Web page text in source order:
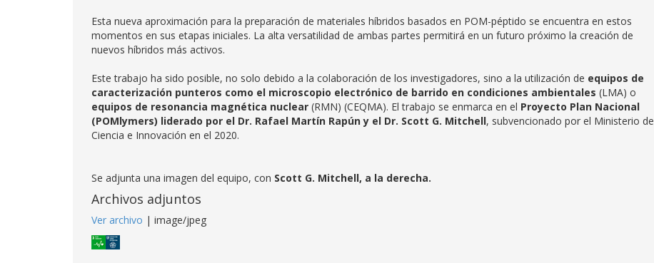
Esta nueva aproximación para la preparación de materiales híbridos basados en POM-péptido se encuentra en estos
momentos en sus etapas iniciales. La alta versatilidad de ambas partes permitirá en un futuro próximo la creación de
nuevos híbridos más activos.
Este trabajo ha sido posible, no solo debido a la colaboración de los investigadores, sino a la utilización de equipos de
caracterización punteros como el microscopio electrónico de barrido en condiciones ambientales (LMA) o
equipos de resonancia magnética nuclear (RMN) (CEQMA). El trabajo se enmarca en el Proyecto Plan Nacional
(POMlymers) liderado por el Dr. Rafael Martín Rapún y el Dr. Scott G. Mitchell, subvencionado por el Ministerio de
Ciencia e Innovación en el 2020.
Se adjunta una imagen del equipo, con Scott G. Mitchell, a la derecha.
Archivos adjuntos
Ver archivo | image/jpeg